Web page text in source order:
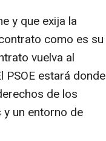
y que exija la
como es su
vuelva al
estará donde
de los
un entorno de